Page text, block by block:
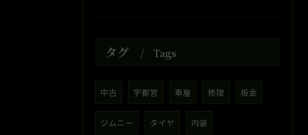
タグ Tags
中古 宇都宮 車屋 修理 板金
ジムニー タイヤ 内装